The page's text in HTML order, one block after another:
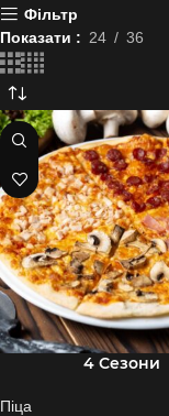
Фільтр
Показати
24 36
4 Сезони
Піца